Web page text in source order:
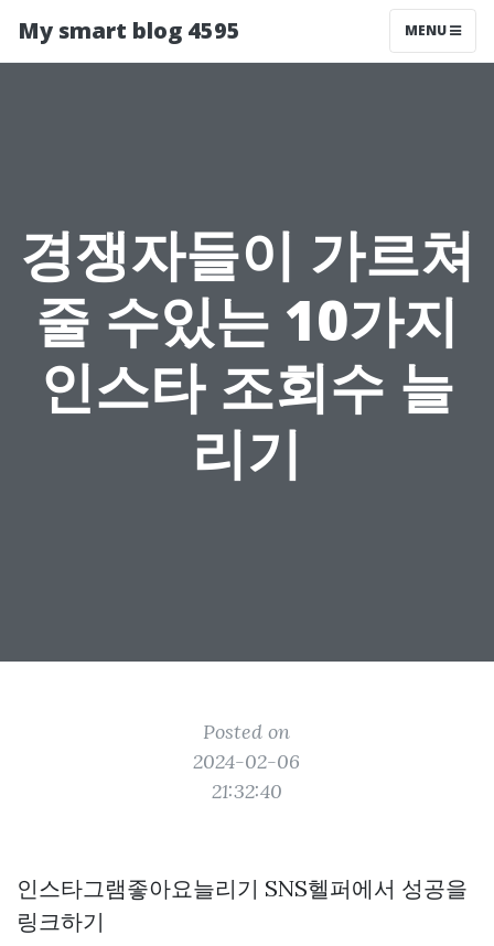
My smart blog 4595 MENU
경쟁자들이 가르쳐
줄 수있는 10가지
인스타 조회수 늘
리기
Posted on
2024-02-06
21:32:40
인스타그램좋아요늘리기 SNS헬퍼에서 성공을
링크하기